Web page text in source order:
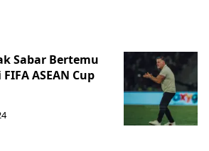
Sabar Bertemu
ASEAN Cup